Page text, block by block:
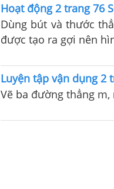
Hoạt động 2 trang 76
Dùng bút và thước
được tạo ra gợi nên
Luyện tập vận dụng 2
Vẽ ba đường thẳng m,